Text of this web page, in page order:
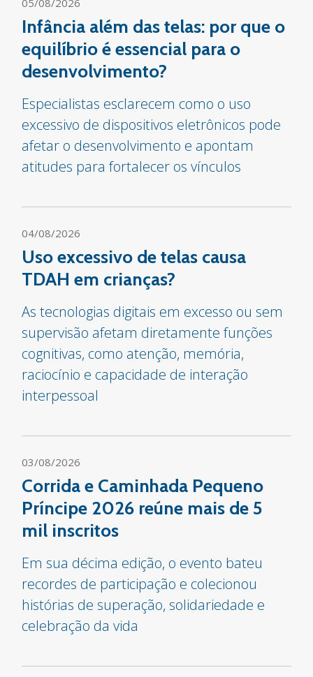
Infância além das telas: por que o
equilíbrio é essencial para o
desenvolvimento?
Especialistas esclarecem como o uso
excessivo de dispositivos eletrônicos pode
afetar o desenvolvimento e apontam
atitudes para fortalecer os vínculos
04/08/2026
Uso excessivo de telas causa
TDAH em crianças?
As tecnologias digitais em excesso ou sem
supervisão afetam diretamente funções
cognitivas, como atenção, memória,
raciocínio e capacidade de interação
interpessoal
03/08/2026
Corrida e Caminhada Pequeno
Príncipe 2026 reúne mais de 5
mil inscritos
Em sua décima edição, o evento bateu
recordes de participação e colecionou
histórias de superação, solidariedade e
celebração da vida